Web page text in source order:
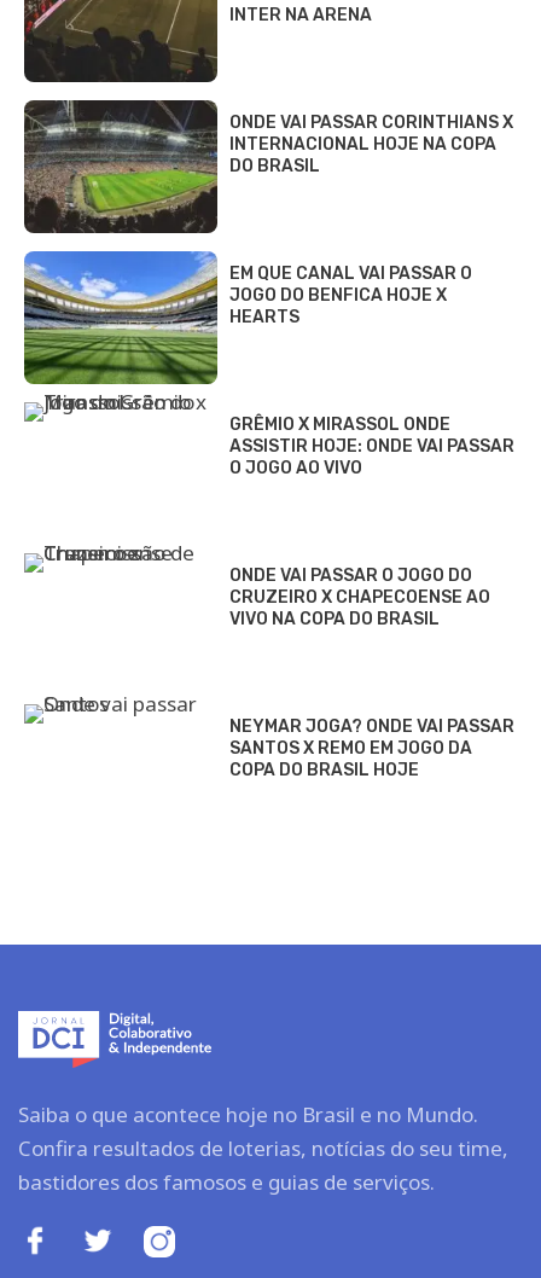
INTER NA ARENA
ONDE VAI PASSAR CORINTHIANS X
INTERNACIONAL HOJE NA COPA
DO BRASIL
EM QUE CANAL VAI PASSAR O
JOGO DO BENFICA HOJE X
HEARTS
GRÊMIO X MIRASSOL ONDE
ASSISTIR HOJE: ONDE VAI PASSAR
O JOGO AO VIVO
ONDE VAI PASSAR O JOGO DO
CRUZEIRO X CHAPECOENSE AO
VIVO NA COPA DO BRASIL
NEYMAR JOGA? ONDE VAI PASSAR
SANTOS X REMO EM JOGO DA
COPA DO BRASIL HOJE
Saiba o que acontece hoje no Brasil e no Mundo.
Confira resultados de loterias, notícias do seu time,
bastidores dos famosos e guias de serviços.